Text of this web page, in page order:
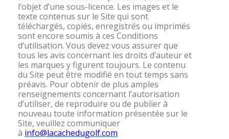
l’objet d’une sous-licence. Les images et le
texte contenus sur le Site qui sont
téléchargés, copiés, enregistrés ou imprimés
sont encore soumis à ces Conditions
d’utilisation. Vous devez vous assurer que
tous les avis concernant les droits d’auteur et
les marques y figurent toujours. Le contenu
du Site peut être modifié en tout temps sans
préavis. Pour obtenir de plus amples
renseignements concernant l’autorisation
d’utiliser, de reproduire ou de publier à
nouveau toute information présentée sur le
Site, veuillez communiquer
à info@lacachedugolf.com